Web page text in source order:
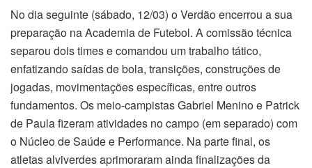
No dia seguinte (sábado, 12/03) o Verdão encerrou a sua
preparação na Academia de Futebol. A comissão técnica
separou dois times e comandou um trabalho tático,
enfatizando saídas de bola, transições, construções de
jogadas, movimentações específicas, entre outros
fundamentos. Os meio-campistas Gabriel Menino e Patrick
de Paula fizeram atividades no campo (em separado) com
o Núcleo de Saúde e Performance. Na parte final, os
atletas alviverdes aprimoraram ainda finalizações da